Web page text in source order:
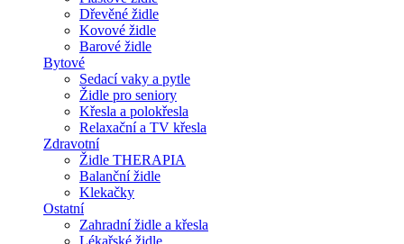
Dřevěné židle
Kovové židle
Barové židle
Bytové
Sedací vaky a pytle
Židle pro seniory
Křesla a polokřesla
Relaxační a TV křesla
Zdravotní
Židle THERAPIA
Balanční židle
Klekačky
Ostatní
Zahradní židle a křesla
Lékařské židle